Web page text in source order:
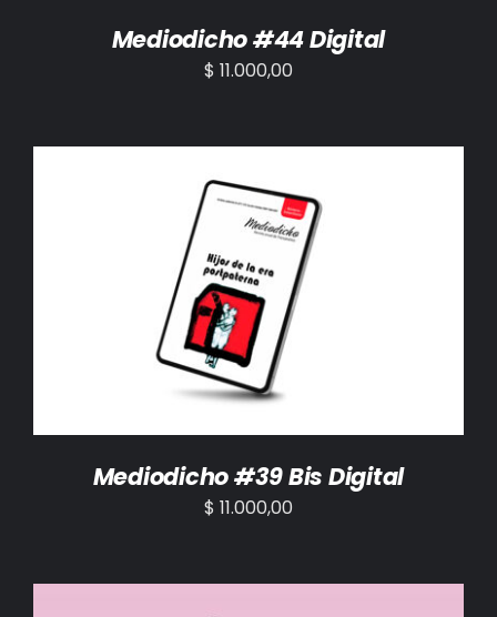
Mediodicho #44 Digital
$ 11.000,00
AÑADIR AL CARRITO /
Mediodicho #39 Bis Digital
$ 11.000,00